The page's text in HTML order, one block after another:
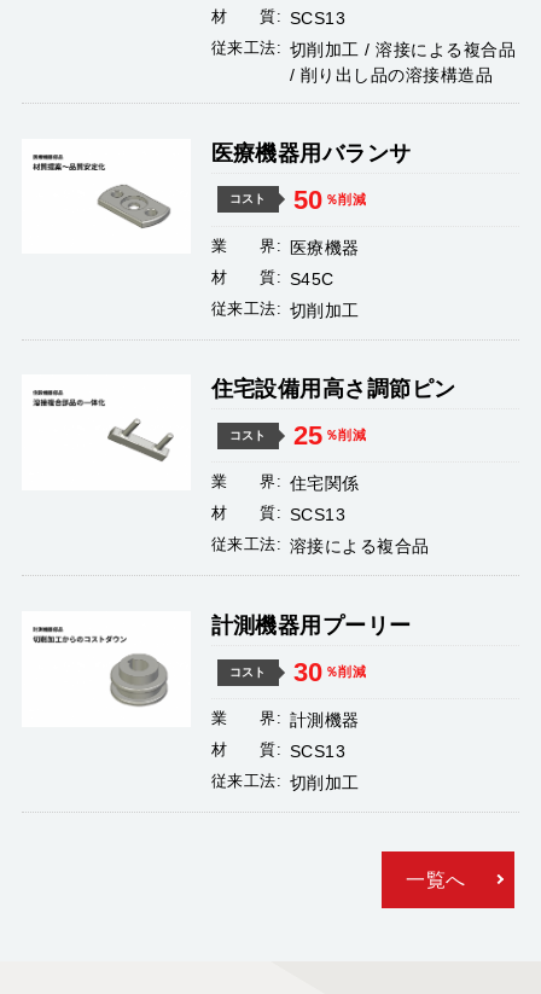
材 質: SCS13
従来工法: 切削加工 / 溶接による複合品
/ 削り出し品の溶接構造品
医療機器用バランサ
コスト 50 ％削減
業 界: 医療機器
材 質: S45C
従来工法: 切削加工
住宅設備用高さ調節ピン
コスト 25 ％削減
業 界: 住宅関係
材 質: SCS13
従来工法: 溶接による複合品
計測機器用プーリー
コスト 30 ％削減
業 界: 計測機器
材 質: SCS13
従来工法: 切削加工
一覧へ